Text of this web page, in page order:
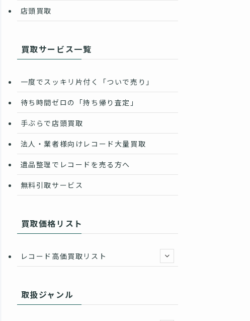
店頭買取
買取サービス一覧
一度でスッキリ片付く「ついで売り」
待ち時間ゼロの「持ち帰り査定」
手ぶらで店頭買取
法人・業者様向けレコード大量買取
遺品整理でレコードを売る方へ
無料引取サービス
買取価格リスト
レコード高価買取リスト
取扱ジャンル